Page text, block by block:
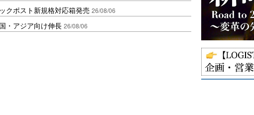
クポスト新規格対応箱発売 26/08/06
・アジア向け伸長 26/08/06